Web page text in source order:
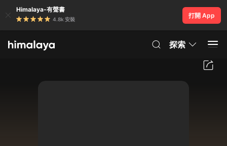
Himalaya-有聲書
4.8k 安裝
打開 App
探索